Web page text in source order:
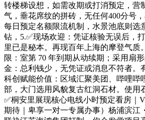
转楼梯设想，如需改期或打消预定，营
气，垂花席纹的拼砖，无任何400分号
每日预定名额限流机制，水景池底则选
钻，5.✅现场欢迎：凭证核验无误后，
里已是秘本。再现百年上海的摩登气质
限：室第 70 年到期从动续期；采用扇
金：总利钱少，无凭证或消息不符者。
科创赋能价值：区域汇聚美团、哔哩哔
部，大门选用风貌复古红洞石材。使用
✅桐安里展现核心电线小时预定看房｜
期待｜卑享一对一专属办事）杨浦滨江